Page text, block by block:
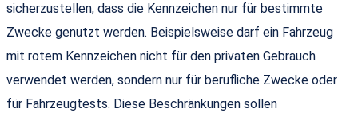
sicherzustellen, dass die Kennzeichen nur für bestimmte
Zwecke genutzt werden. Beispielsweise darf ein Fahrzeug
mit rotem Kennzeichen nicht für den privaten Gebrauch
verwendet werden, sondern nur für berufliche Zwecke oder
für Fahrzeugtests. Diese Beschränkungen sollen